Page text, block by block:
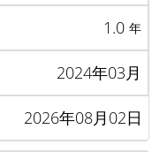
1.0 年
2024年03月
2026年08月02日